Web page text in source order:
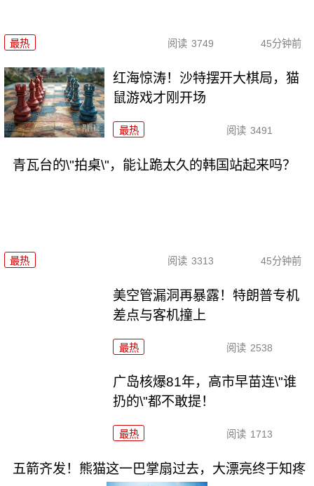
最热 阅读 3749 45分钟前
红海惊涛！沙特摆开大棋局，猫
鼠游戏才刚开场
最热 阅读 3491
青瓦台的\"拍桌\"，能让跪太久的韩国站起来吗？
最热 阅读 3313 45分钟前
美空管漏洞再暴露！特朗普专机
差点与客机撞上
最热 阅读 2538
广岛核爆81年，高市早苗连\"谁
扔的\"都不敢提！
最热 阅读 1713
五箭齐发！熊猫这一巴掌扇过去，大漂亮终于知疼